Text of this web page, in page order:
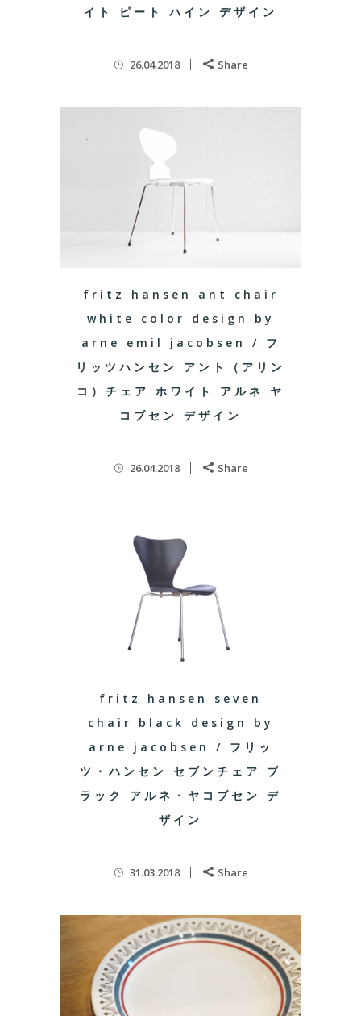
イト ピート ハイン デザイン
26.04.2018 Share
fritz hansen ant chair
white color design by
arne emil jacobsen / フ
リッツハンセン アント（アリン
コ）チェア ホワイト アルネ ヤ
コブセン デザイン
26.04.2018 Share
fritz hansen seven
chair black design by
arne jacobsen / フリッ
ツ・ハンセン セブンチェア ブ
ラック アルネ・ヤコブセン デ
ザイン
31.03.2018 Share